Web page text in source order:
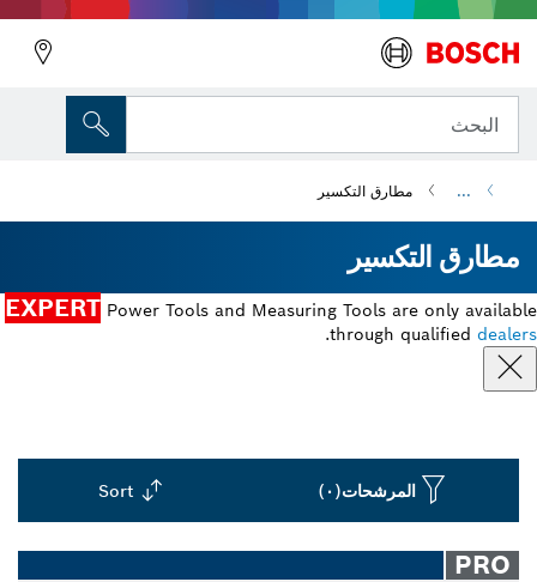
البحث
... مطارق التكسير
مطارق التكسير
EXPERT Power Tools and Measuring Tools are only available
through qualified dealers
.
المرشحات(٠) Sort
closed
PRO